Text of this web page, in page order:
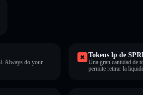
Always do your
Tokens lp de
Una gran cantidad de
permite retirar la